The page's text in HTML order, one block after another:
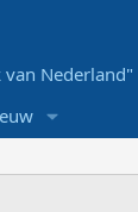
Nederland"